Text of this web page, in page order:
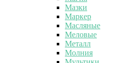
Мазки
Маркер
Масляные
Меловые
Металл
Молния